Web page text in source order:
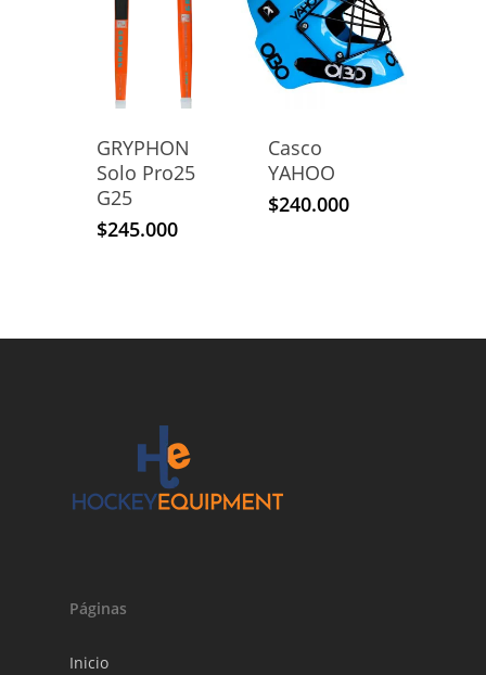
GRYPHON
Solo Pro25
G25
$245.000
Casco
YAHOO
$240.000
Páginas
Inicio